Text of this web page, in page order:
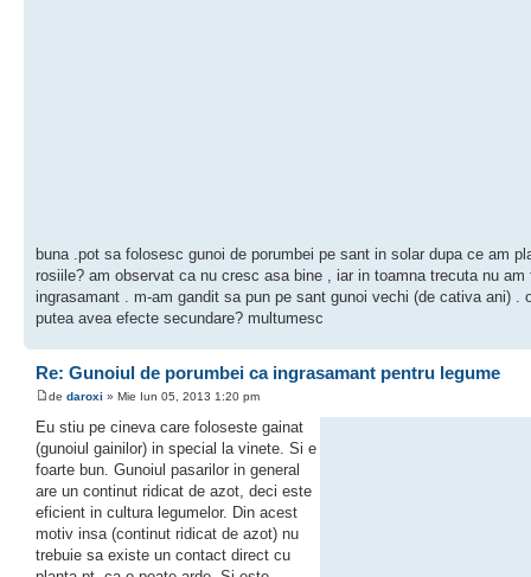
buna .pot sa folosesc gunoi de porumbei pe sant in solar dupa ce am
rosiile? am observat ca nu cresc asa bine , iar in toamna trecuta nu am
ingrasamant . m-am gandit sa pun pe sant gunoi vechi (de cativa ani) .
putea avea efecte secundare? multumesc
Re: Gunoiul de porumbei ca ingrasamant pentru legume
de daroxi » Mie Iun 05, 2013 1:20 pm
Eu stiu pe cineva care foloseste gainat
(gunoiul gainilor) in special la vinete. Si e
foarte bun. Gunoiul pasarilor in general
are un continut ridicat de azot, deci este
eficient in cultura legumelor. Din acest
motiv insa (continut ridicat de azot) nu
trebuie sa existe un contact direct cu